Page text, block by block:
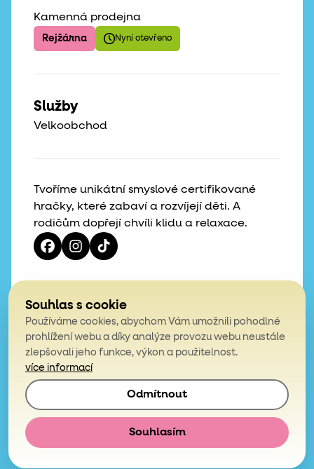
Tvoříme unikátní smyslové certifikované
hračky, které zabaví a rozvíjejí děti. A
rodičům dopřejí chvíli klidu a relaxace.
Kamenná prodejna
Rejžárna Nyní otevřeno
Služby
Velkoobchod
4,9
z celkem 200 hodnocení
© 2026, Mámy v rejži. Všechna práva vyhrazena.
Obchodní podmínky
Podmínky ochrany osobních údajů
E-shop vytvořilaSimplia.cz
Souhlas s cookie
Používáme cookies, abychom Vám umožnili pohodlné
prohlížení webu a díky analýze provozu webu neustále
zlepšovali jeho funkce, výkon a použitelnost.
více informací
Odmítnout
Souhlasím